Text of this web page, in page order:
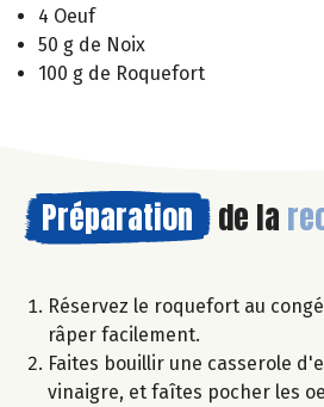
4 Oeuf
50 g de Noix
100 g de Roquefort
Préparation de la
Réservez le roquefort au
râper facilement.
Faites bouillir une casserole
vinaigre, et faîtes pocher les